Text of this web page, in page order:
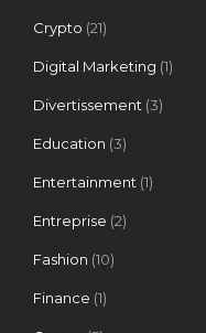
Crypto (21)
Digital Marketing (1)
Divertissement (3)
Education (3)
Entertainment (1)
Entreprise (2)
Fashion (10)
Finance (1)